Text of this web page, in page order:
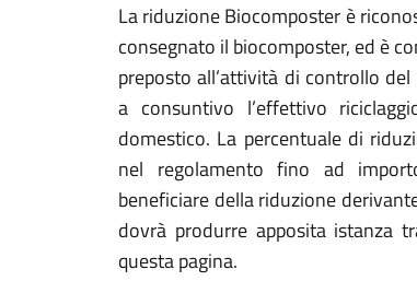
La riduzione Biocomposter è
consegnato il biocomposter, ed è
preposto all’attività di controllo
a consuntivo l’effettivo
domestico. La percentuale di
nel regolamento fino ad
beneficiare della riduzione
dovrà produrre apposita istanza
questa pagina.